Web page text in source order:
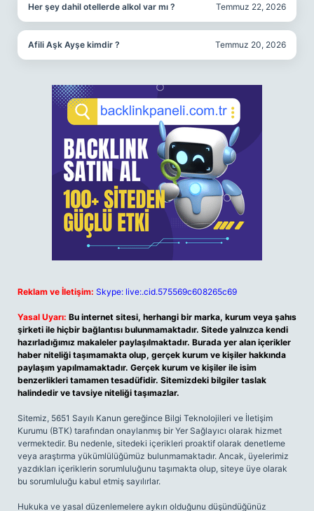
Her şey dahil otellerde alkol var mı ? Temmuz 22, 2026
Afili Aşk Ayşe kimdir ? Temmuz 20, 2026
Reklam ve İletişim: Skype: live:.cid.575569c608265c69
Yasal Uyarı: Bu internet sitesi, herhangi bir marka, kurum veya şahıs
şirketi ile hiçbir bağlantısı bulunmamaktadır. Sitede yalnızca kendi
hazırladığımız makaleler paylaşılmaktadır. Burada yer alan içerikler
haber niteliği taşımamakta olup, gerçek kurum ve kişiler hakkında
paylaşım yapılmamaktadır. Gerçek kurum ve kişiler ile isim
benzerlikleri tamamen tesadüfidir. Sitemizdeki bilgiler taslak
halindedir ve tavsiye niteliği taşımazlar.
Sitemiz, 5651 Sayılı Kanun gereğince Bilgi Teknolojileri ve İletişim
Kurumu (BTK) tarafından onaylanmış bir Yer Sağlayıcı olarak hizmet
vermektedir. Bu nedenle, sitedeki içerikleri proaktif olarak denetleme
veya araştırma yükümlülüğümüz bulunmamaktadır. Ancak, üyelerimiz
yazdıkları içeriklerin sorumluluğunu taşımakta olup, siteye üye olarak
bu sorumluluğu kabul etmiş sayılırlar.
Hukuka ve yasal düzenlemelere aykırı olduğunu düşündüğünüz